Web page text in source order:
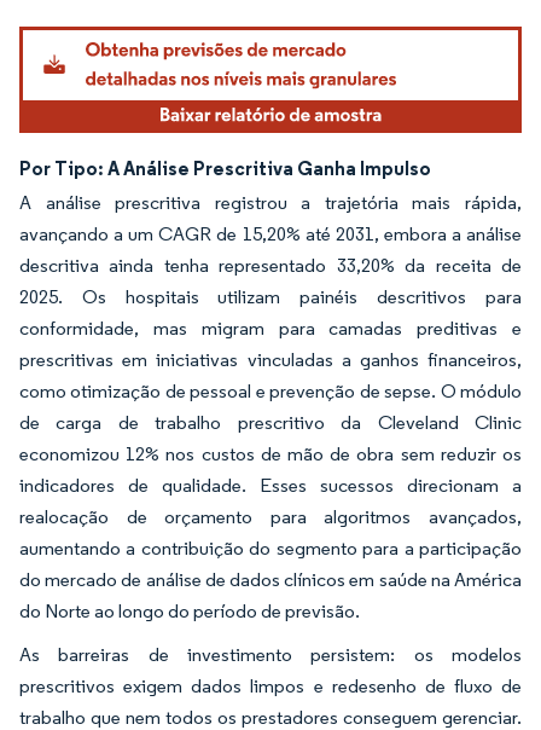
Por Tipo: A Análise Prescritiva Ganha Impulso
A análise prescritiva registrou a trajetória mais rápida,
avançando a um CAGR de 15,20% até 2031, embora a análise
descritiva ainda tenha representado 33,20% da receita de
2025. Os hospitais utilizam painéis descritivos para
conformidade, mas migram para camadas preditivas e
prescritivas em iniciativas vinculadas a ganhos financeiros,
como otimização de pessoal e prevenção de sepse. O módulo
de carga de trabalho prescritivo da Cleveland Clinic
economizou 12% nos custos de mão de obra sem reduzir os
indicadores de qualidade. Esses sucessos direcionam a
realocação de orçamento para algoritmos avançados,
aumentando a contribuição do segmento para a participação
do mercado de análise de dados clínicos em saúde na América
do Norte ao longo do período de previsão.
As barreiras de investimento persistem: os modelos
prescritivos exigem dados limpos e redesenho de fluxo de
trabalho que nem todos os prestadores conseguem gerenciar.